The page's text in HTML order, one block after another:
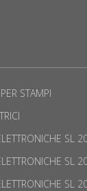
STAMPI
SL
SL
SL